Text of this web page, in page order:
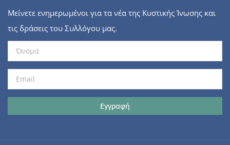
Μείνετε ενημερωμένοι για τα νέα της Κυστικής Ίνωσης και
τις δράσεις του Συλλόγου μας.